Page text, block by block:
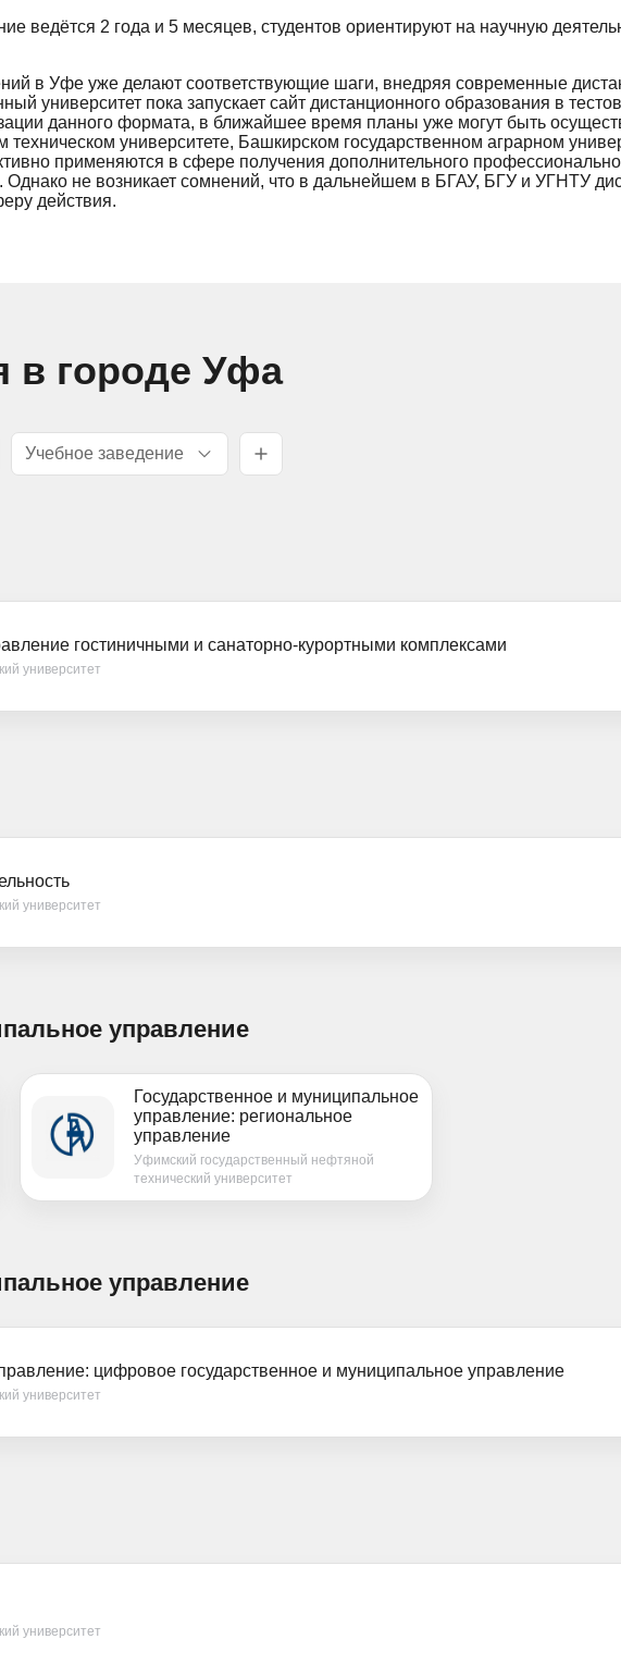
ведётся 2 года и 5 месяцев, студентов ориентируют на научную
в Уфе уже делают соответствующие шаги, внедряя современные
университет пока запускает сайт дистанционного образования в
данного формата, в ближайшее время планы уже могут быть
университете, Башкирском государственном аграрном
применяются в сфере получения дополнительного
Однако не возникает сомнений, что в дальнейшем в БГАУ, БГУ и УГНТУ
действия.
в городе Уфа
Учебное заведение
гостиничными и санаторно-курортными комплексами
университет
университет
управление
Государственное и муниципальное
управление: региональное
управление
Уфимский государственный нефтяной
технический университет
управление
цифровое государственное и муниципальное управление
университет
университет